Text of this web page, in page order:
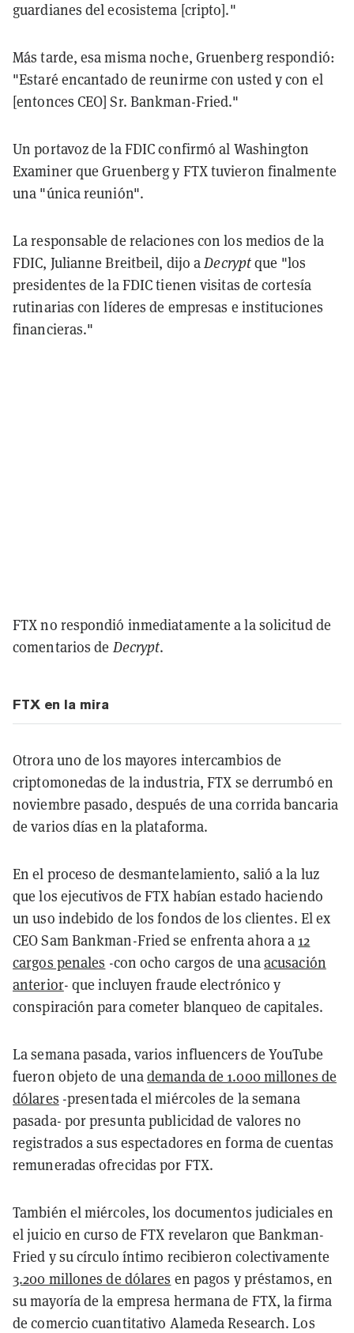
guardianes del ecosistema [cripto]."
Más tarde, esa misma noche, Gruenberg respondió:
"Estaré encantado de reunirme con usted y con el
[entonces CEO] Sr. Bankman-Fried."
Un portavoz de la FDIC confirmó al Washington
Examiner que Gruenberg y FTX tuvieron finalmente
una "única reunión".
La responsable de relaciones con los medios de la
FDIC, Julianne Breitbeil, dijo aDecryptque "los
presidentes de la FDIC tienen visitas de cortesía
rutinarias con líderes de empresas e instituciones
financieras."
FTX no respondió inmediatamente a la solicitud de
comentarios de Decrypt.
FTX en la mira
Otrora uno de los mayores intercambios de
criptomonedas de la industria, FTX se derrumbó en
noviembre pasado, después de una corrida bancaria
de varios días en la plataforma.
En el proceso de desmantelamiento, salió a la luz
que los ejecutivos de FTX habían estado haciendo
un uso indebido de los fondos de los clientes. El ex
CEO Sam Bankman-Fried se enfrenta ahora a 12
cargos penales -con ocho cargos de unaacusación
anterior- que incluyen fraude electrónico y
conspiración para cometer blanqueo de capitales.
La semana pasada, varios influencers de YouTube
fueron objeto de unademanda de 1.000 millones de
dólares -presentada el miércoles de la semana
pasada- por presunta publicidad de valores no
registrados a sus espectadores en forma de cuentas
remuneradas ofrecidas por FTX.
También el miércoles, los documentos judiciales en
el juicio en curso de FTX revelaron que Bankman-
Fried y su círculo íntimo recibieron colectivamente
3.200 millones de dólares en pagos y préstamos, en
su mayoría de la empresa hermana de FTX, la firma
de comercio cuantitativo Alameda Research. Los